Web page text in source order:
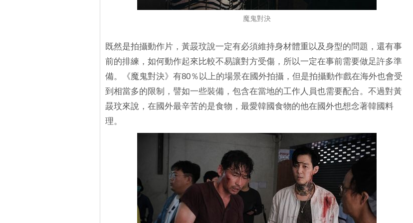
魔鬼對決
既然是拍攝動作片，黃晸玟說一定有必須維持身材體重以及身型的問題，還有事
前的排練，如何動作起來比較不易讓對方受傷，所以一定在事前需要做足許多準
備。《魔鬼對決》有80％以上的場景在國外拍攝，但是拍攝動作戲在海外也會受
到相當多的限制，譬如一些裝備，包含在當地的工作人員也需要配合。不過對黃
晸玟來說，在國外最辛苦的是食物，最愛韓國食物的他在國外也想念著韓國料
理。